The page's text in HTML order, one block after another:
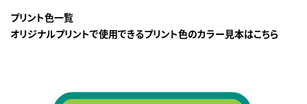
プリント色一覧
オリジナルプリントで使用できるプリント色のカラー見本はこちら